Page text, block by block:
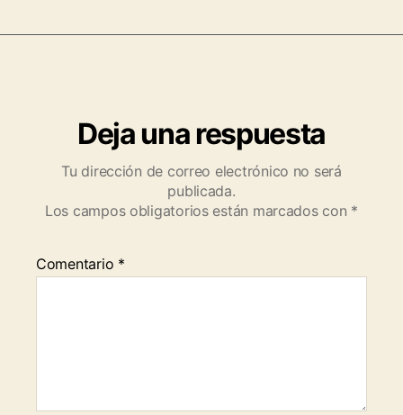
Deja una respuesta
Tu dirección de correo electrónico no será
publicada.
Los campos obligatorios están marcados con *
Comentario *